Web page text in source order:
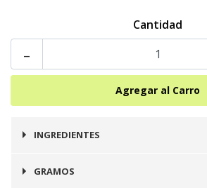
Cantidad
-
INGREDIENTES
Hibisco, Menta.
GRAMOS